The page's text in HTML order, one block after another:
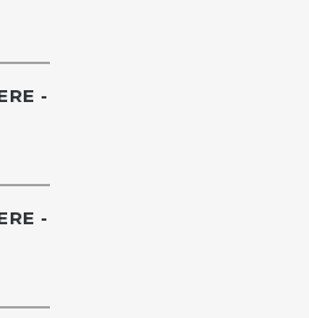
-
-